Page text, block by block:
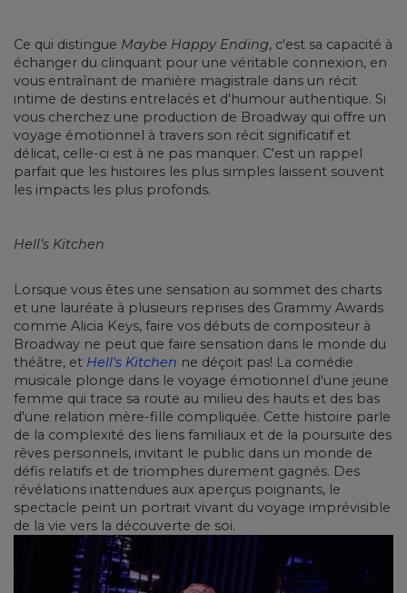
Ce qui distingue Maybe Happy Ending, c'est sa capacité à
échanger du clinquant pour une véritable connexion, en
vous entraînant de manière magistrale dans un récit
intime de destins entrelacés et d'humour authentique. Si
vous cherchez une production de Broadway qui offre un
voyage émotionnel à travers son récit significatif et
délicat, celle-ci est à ne pas manquer. C'est un rappel
parfait que les histoires les plus simples laissent souvent
les impacts les plus profonds.
Hell’s Kitchen
Lorsque vous êtes une sensation au sommet des charts
et une lauréate à plusieurs reprises des Grammy Awards
comme Alicia Keys, faire vos débuts de compositeur à
Broadway ne peut que faire sensation dans le monde du
théâtre, et Hell's Kitchen ne déçoit pas! La comédie
musicale plonge dans le voyage émotionnel d'une jeune
femme qui trace sa route au milieu des hauts et des bas
d'une relation mère-fille compliquée. Cette histoire parle
de la complexité des liens familiaux et de la poursuite des
rêves personnels, invitant le public dans un monde de
défis relatifs et de triomphes durement gagnés. Des
révélations inattendues aux aperçus poignants, le
spectacle peint un portrait vivant du voyage imprévisible
de la vie vers la découverte de soi.